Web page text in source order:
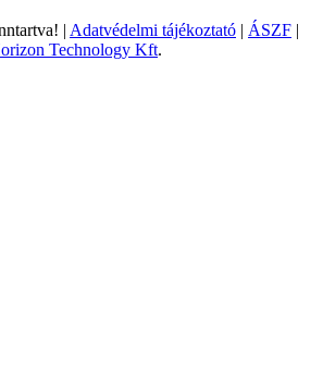
| Adatvédelmi tájékoztató | ÁSZF |
Technology Kft.